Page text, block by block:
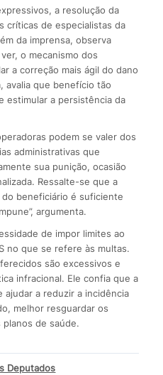
a resolução da
críticas de especialistas da
da imprensa, observa
o mecanismo dos
a correção mais ágil do dano
avalia que benefício tão
estimular a persistência da
podem se valer dos
administrativas que
sua punição, ocasião
Ressalte-se que a
beneficiário é suficiente
argumenta.
de impor limites ao
no que se refere às multas.
são excessivos e
infracional. Ele confia que a
ajudar a reduzir a incidência
melhor resguardar os
de saúde.
Deputados